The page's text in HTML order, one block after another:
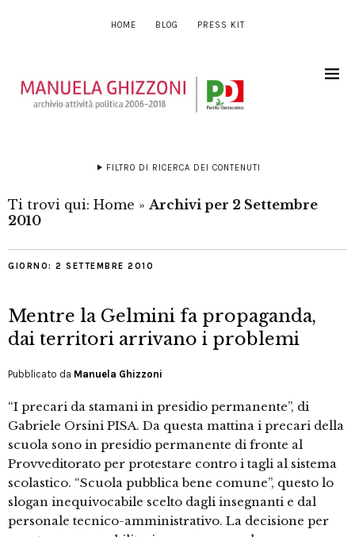
HOME BLOG PRESS KIT
FILTRO DI RICERCA DEI CONTENUTI
Ti trovi qui: Home » Archivi per 2 Settembre
2010
GIORNO: 2 SETTEMBRE 2010
Mentre la Gelmini fa propaganda,
dai territori arrivano i problemi
Pubblicato da Manuela Ghizzoni
“I precari da stamani in presidio permanente”, di
Gabriele Orsini PISA. Da questa mattina i precari della
scuola sono in presidio permanente di fronte al
Provveditorato per protestare contro i tagli al sistema
scolastico. “Scuola pubblica bene comune”, questo lo
slogan inequivocabile scelto dagli insegnanti e dal
personale tecnico-amministrativo. La decisione per